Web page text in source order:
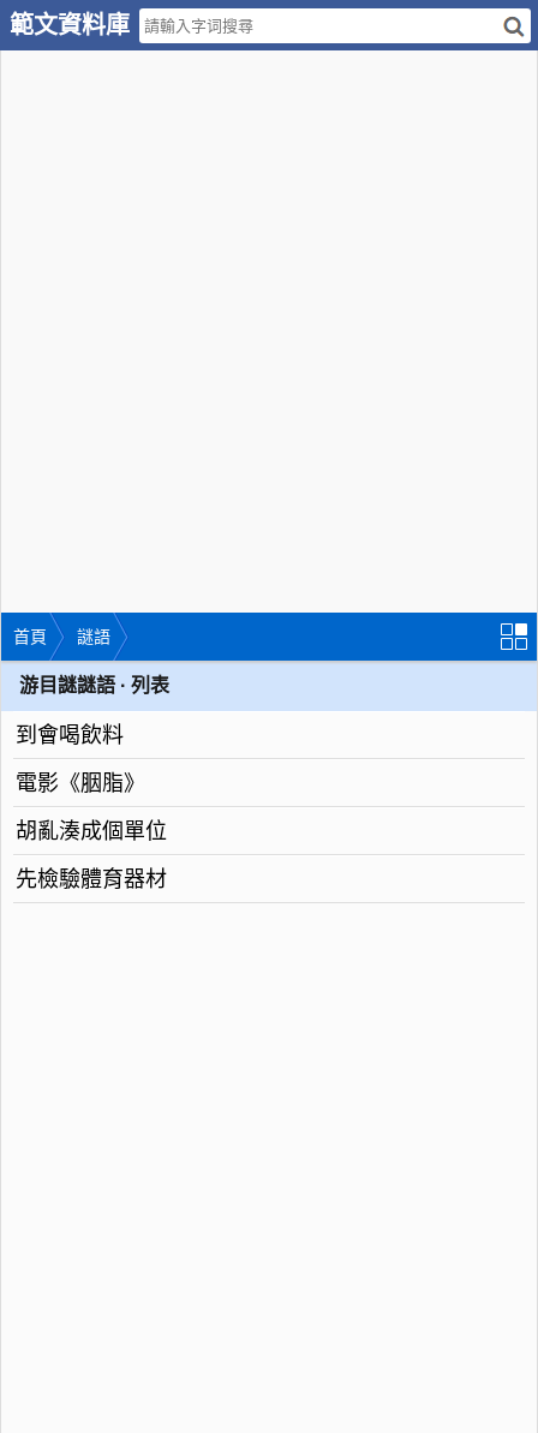
範文資料庫
首頁 謎語
游目謎謎語 · 列表
到會喝飲料
電影《胭脂》
胡亂湊成個單位
先檢驗體育器材